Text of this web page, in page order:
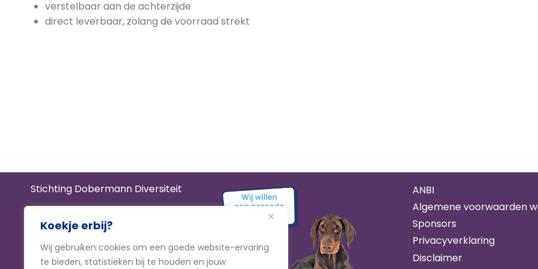
Koekje erbij?
Wij gebruiken cookies om een goede website-ervaring
te bieden, statistieken bij te houden en jouw
verstelbaar aan de achterzijde
direct leverbaar, zolang de voorraad strekt
Stichting Dobermann Diversiteit
KvK
93807791
RSIN 866534714
IBAN NL61 TRIO 0320 9107 33
ANBI
Algemene voorwaarden
Sponsors
Privacyverklaring
Disclaimer